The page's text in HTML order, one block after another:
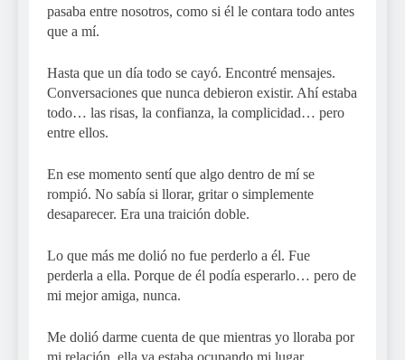
pasaba entre nosotros, como si él le contara todo antes
que a mí.
Hasta que un día todo se cayó. Encontré mensajes.
Conversaciones que nunca debieron existir. Ahí estaba
todo… las risas, la confianza, la complicidad… pero
entre ellos.
En ese momento sentí que algo dentro de mí se
rompió. No sabía si llorar, gritar o simplemente
desaparecer. Era una traición doble.
Lo que más me dolió no fue perderlo a él. Fue
perderla a ella. Porque de él podía esperarlo… pero de
mi mejor amiga, nunca.
Me dolió darme cuenta de que mientras yo lloraba por
mi relación, ella ya estaba ocupando mi lugar,